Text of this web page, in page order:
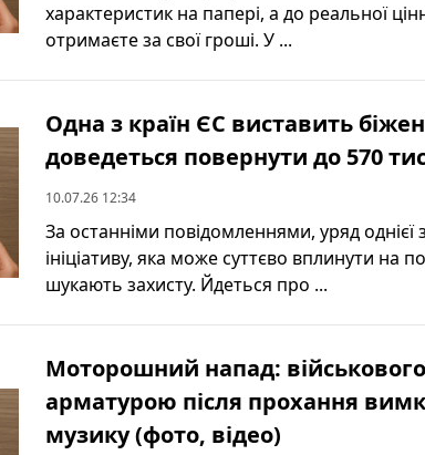
характеристик на папері, а до реальної
отримаєте за свої гроші. У ...
Одна з країн ЄС виставить
доведеться повернути до 570
10.07.26 12:34
За останніми повідомленнями, уряд однієї
ініціативу, яка може суттєво вплинути на
шукають захисту. Йдеться про ...
Моторошний напад:
арматурою після прохання
музику (фото, відео)